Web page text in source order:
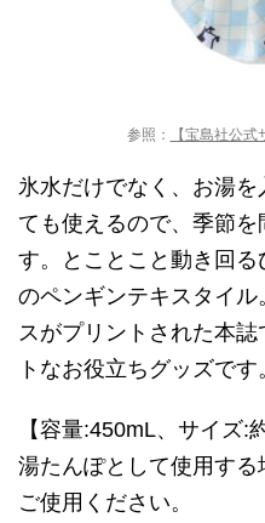
参照： 【宝島社公
氷水だけでなく、お湯
ても使えるので、季節
す。とことこと動き回
のペンギンテキスタイ
スがプリントされた本
トなお役立ちグッズです
【容量:450mL、サイズ
湯たんぽとして使用す
ご使用ください。